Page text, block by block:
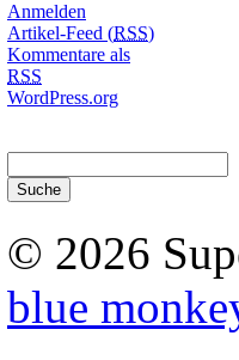
Anmelden
Artikel-Feed (RSS)
Kommentare als
RSS
WordPress.org
© 2026
blue